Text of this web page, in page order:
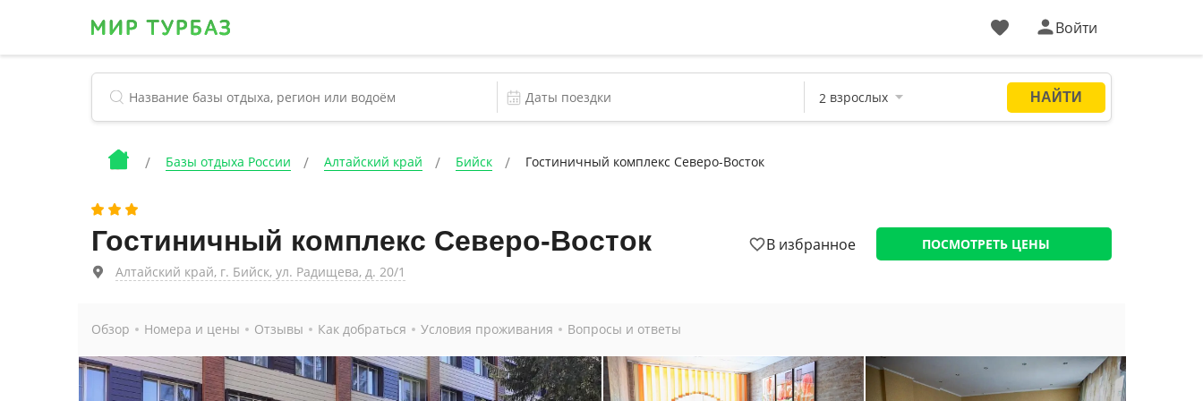
Войти
Базы отдыха России Алтайский край Бийск Гостиничный комплекс Северо-Восток
Гостиничный комплекс Северо-Восток
Алтайский край, г. Бийск, ул. Радищева, д. 20/1
В избранное ПОСМОТРЕТЬ ЦЕНЫ
Обзор Номера и цены Отзывы Как добраться Условия проживания Вопросы и ответы